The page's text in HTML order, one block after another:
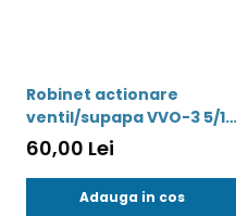
Robinet actionare
ventil/supapa VVO-3 5/16
- 5/16 - 00042
60,00 Lei
Adauga in cos